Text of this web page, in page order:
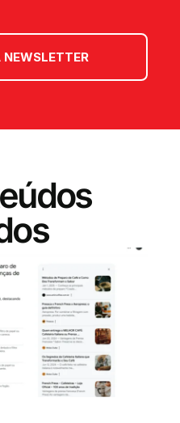
NEWSLETTER